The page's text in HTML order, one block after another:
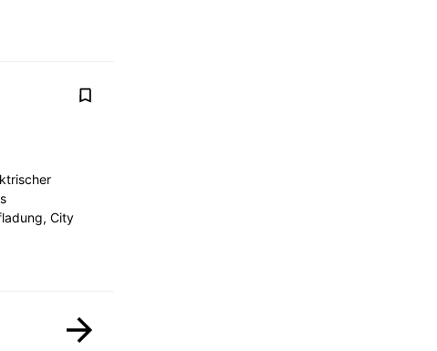
City